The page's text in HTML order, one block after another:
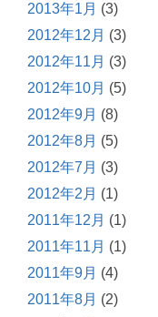
2013年1月 (3)
2012年12月 (3)
2012年11月 (3)
2012年10月 (5)
2012年9月 (8)
2012年8月 (5)
2012年7月 (3)
2012年2月 (1)
2011年12月 (1)
2011年11月 (1)
2011年9月 (4)
2011年8月 (2)